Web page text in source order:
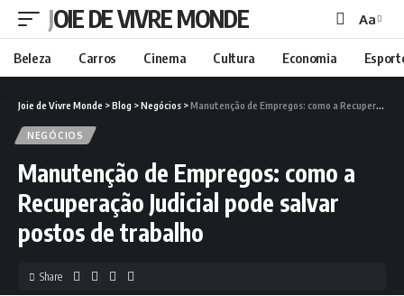
JOIE DE VIVRE MONDE Aa
Beleza Carros Cinema Cultura Economia
Joie de Vivre Monde >Blog >Negócios >Manutenção de Empregos: como a Recuperação Judicial pode salvar postos de trabalho
NEGÓCIOS
Manutenção de Empregos: como a
Recuperação Judicial pode salvar
postos de trabalho
Share